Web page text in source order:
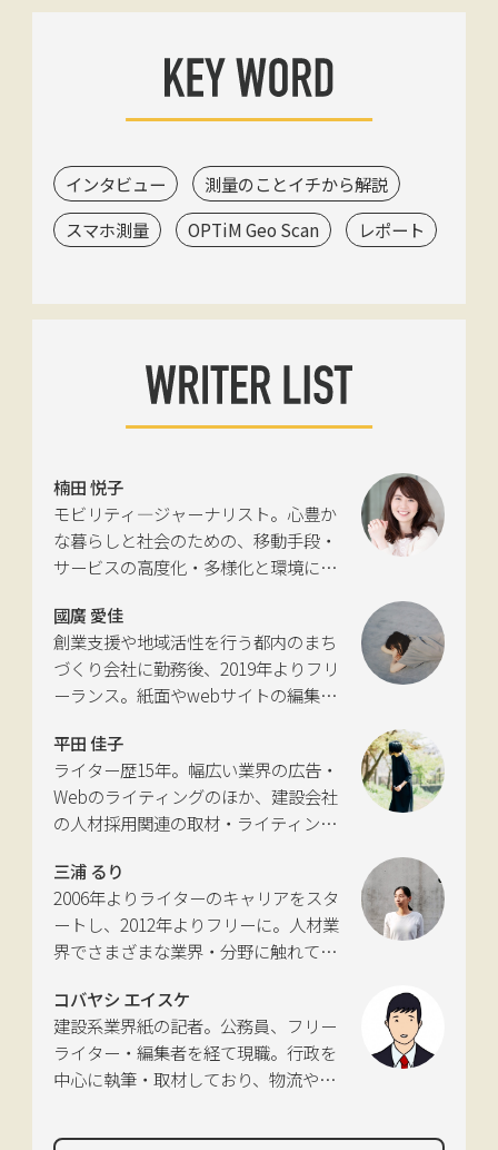
インタビュー
測量のことイチから解説
スマホ測量
OPTiM Geo Scan レポート
楠田 悦子
モビリティ―ジャーナリスト。心豊か
な暮らしと社会のための、移動手段・
サービスの高度化・多様化と環境につ
新聞社モビリティビジネス専門誌
『LIGARE』初代編集長を経て、2013年
に独立。国土交通省の「自転車の活用
推進に向けた有識者会議」、「交通政
共交通部会」、「MaaS関連データ検
討会」、SIP第2期自動運転（システム
とサービスの拡張）ピアレビュー委員
会などの委員を歴任。
國廣 愛佳
創業支援や地域活性を行う都内のまち
づくり会社に勤務後、2019年よりフリ
ーランス。紙面やwebサイトの編集、
どの執筆を中心に、ジャンルを問わず
活動。四国にある築100年の実家をど
う生かすかが長年の悩み。
平田 佳子
ライター歴15年。幅広い業界の広告・
Webのライティングのほか、建設会社
の人材採用関連の取材・ライティング
仕事をしていたため、小さな頃から憧
れあり。
三浦 るり
2006年よりライターのキャリアをスタ
ートし、2012年よりフリーに。人材業
界でさまざまな業界・分野に触れてき
を手掛ける。現在は特に建築や不動
産、さらにはDX分野を探究中。
コバヤシ エイスケ
建設系業界紙の記者。公務員、フリー
ライター・編集者を経て現職。行政を
中心に執筆・取材しており、物流や環